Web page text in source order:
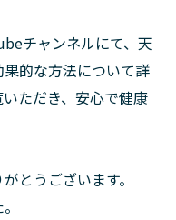
チャンネルにて、天
的な方法について詳
ただき、安心で健康
とうございます。